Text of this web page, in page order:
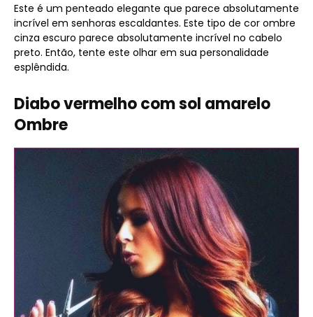
Este é um penteado elegante que parece absolutamente
incrível em senhoras escaldantes. Este tipo de cor ombre
cinza escuro parece absolutamente incrível no cabelo
preto. Então, tente este olhar em sua personalidade
esplêndida.
Diabo vermelho com sol amarelo
Ombre